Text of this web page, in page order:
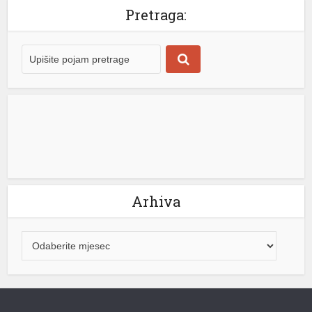
aprilu 2010. godine kupio Geri Driskol, agent za promet
narednih 16 godina svakodnevno je prelazio […]
Pretraga:
Arhiva